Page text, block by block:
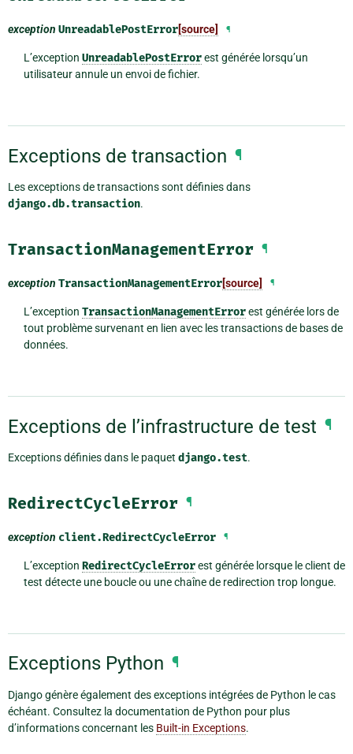
exception UnreadablePostError[source] ¶
L’exception UnreadablePostErrorest générée lorsqu’un
utilisateur annule un envoi de fichier.
Exceptions de transaction ¶
Les exceptions de transactions sont définies dans
django.db.transaction.
TransactionManagementError ¶
exception TransactionManagementError[source] ¶
L’exception TransactionManagementErrorest générée lors de
tout problème survenant en lien avec les transactions de bases de
données.
Exceptions de l’infrastructure de test ¶
Exceptions définies dans le paquet django.test.
RedirectCycleError ¶
exception client.RedirectCycleError ¶
L’exception RedirectCycleErrorest générée lorsque le client de
test détecte une boucle ou une chaîne de redirection trop longue.
Exceptions Python ¶
Django génère également des exceptions intégrées de Python le cas
échéant. Consultez la documentation de Python pour plus
d’informations concernant les Built-in Exceptions.